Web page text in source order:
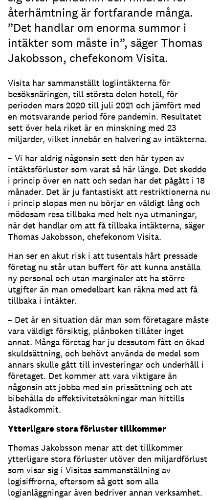
återhämtning är fortfarande många.
”Det handlar om enorma summor i
intäkter som måste in”, säger Thomas
Jakobsson, chefekonom Visita.
Visita har sammanställt logiintäkterna för
besöksnäringen, till största delen hotell, för
perioden mars 2020 till juli 2021 och jämfört med
en motsvarande period före pandemin. Resultatet
sett över hela riket är en minskning med 23
miljarder, vilket innebär en halvering av intäkterna.
– Vi har aldrig någonsin sett den här typen av
intäktsförluster som varat så här länge. Det skedde
i princip över en natt och sedan har det pågått i 18
månader. Det är ju fantastiskt att restriktionerna nu
i princip slopas men nu börjar en väldigt lång och
mödosam resa tillbaka med helt nya utmaningar,
när det handlar om att få tillbaka intäkterna, säger
Thomas Jakobsson, chefekonom Visita.
Han ser en akut risk i att tusentals hårt pressade
företag nu står utan buffert för att kunna anställa
ny personal och utan marginaler att ha större
utgifter än man omedelbart kan räkna med att få
tillbaka i intäkter.
– Det är en situation där man som företagare måste
vara väldigt försiktig, plånboken tillåter inget
annat. Många företag har ju dessutom fått en ökad
skuldsättning, och behövt använda de medel som
annars skulle gått till investeringar och underhåll i
företaget. Det kommer att vara viktigare än
någonsin att jobba med sin prissättning och att
bibehålla de effektivitetsökningar man hittills
åstadkommit.
Ytterligare stora förluster tillkommer
Thomas Jakobsson menar att det tillkommer
ytterligare stora förluster utöver den miljardförlust
som visar sig i Visitas sammanställning av
logisiffrorna, eftersom så gott som alla
logianläggningar även bedriver annan verksamhet.